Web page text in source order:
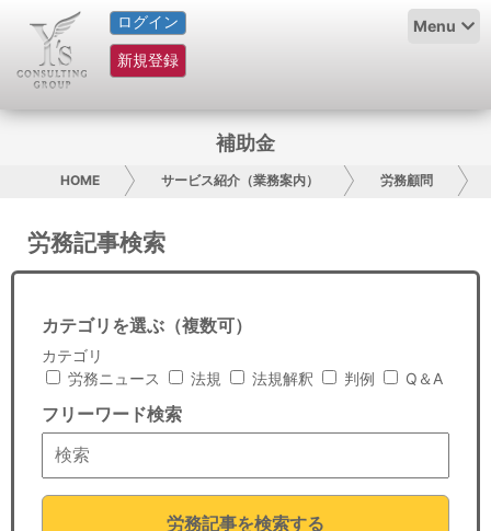
ログイン
新規登録
Menu
HOME
サービス紹介
グループ概要
採用情報
日本人にPR
コンサルティング
リサーチ
セミナー
補助金
HOME サービス紹介（業務案内） 労務顧問
労務記事検索
カテゴリを選ぶ（複数可）
カテゴリ
労務ニュース
法規 法規解釈 判例 Q＆A
フリーワード検索
労務記事を検索する